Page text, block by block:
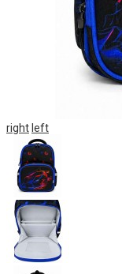
rightleft